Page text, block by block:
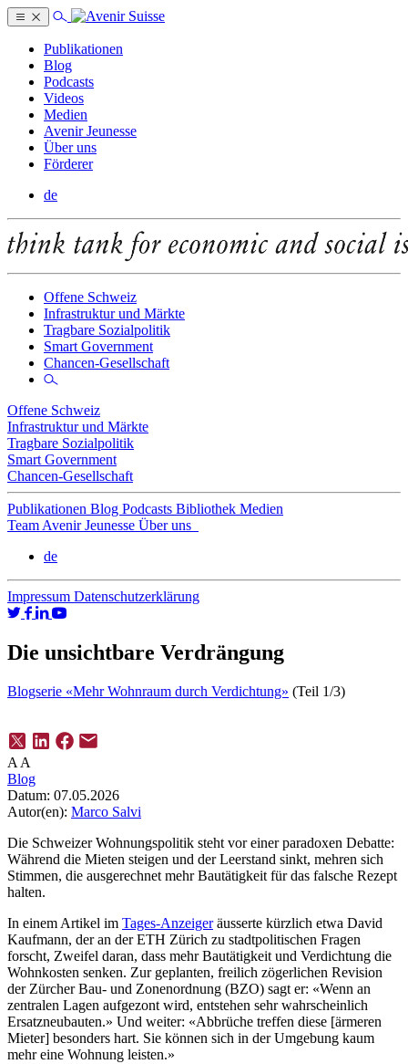
Publikationen
Blog
Podcasts
Videos
Medien
Avenir Jeunesse
Über uns
Förderer
de
Offene Schweiz
Infrastruktur und Märkte
Tragbare Sozialpolitik
Smart Government
Chancen-Gesellschaft
Offene Schweiz
Infrastruktur und Märkte
Tragbare Sozialpolitik
Smart Government
Chancen-Gesellschaft
Publikationen Blog Podcasts Bibliothek Medien
Team Avenir Jeunesse Über uns
de
Impressum Datenschutzerklärung
Die unsichtbare Verdrängung
Blogserie «Mehr Wohnraum durch Verdichtung» (Teil 1/3)
A A
Blog
Datum: 07.05.2026
Autor(en): Marco Salvi
Die Schweizer Wohnungspolitik steht vor einer paradoxen Debatte:
Während die Mieten steigen und der Leerstand sinkt, mehren sich
Stimmen, die ausgerechnet mehr Bautätigkeit für das falsche Rezept
halten.
In einem Artikel im Tages-Anzeigeräusserte kürzlich etwa David
Kaufmann, der an der ETH Zürich zu stadtpolitischen Fragen
forscht, Zweifel daran, dass mehr Bautätigkeit und Verdichtung die
Wohnkosten senken. Zur geplanten, freilich zögerlichen Revision
der Zürcher Bau- und Zonenordnung (BZO) sagt er: «Wenn an
zentralen Lagen aufgezont wird, entstehen sehr wahrscheinlich
Ersatzneubauten.» Und weiter: «Abbrüche treffen diese [ärmeren
Mieter] besonders hart. Sie können sich in der Umgebung kaum
mehr eine Wohnung leisten.»